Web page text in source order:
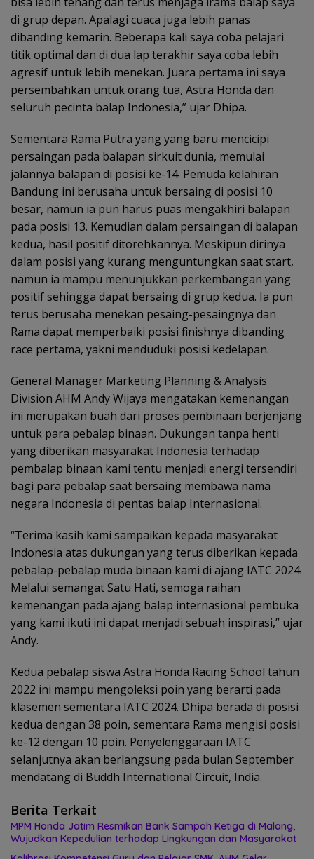
di grup depan. Apalagi cuaca juga lebih panas
dibanding kemarin. Beberapa kali saya coba pelajari
titik optimal dan di dua lap terakhir saya coba lebih
agresif untuk lebih menekan. Juara pertama ini saya
persembahkan untuk orang tua, Astra Honda dan
seluruh pecinta balap Indonesia,” ujar Dhipa.
Sementara Rama Putra yang yang baru mencicipi
persaingan pada balapan sirkuit dunia, memulai
jalannya balapan di posisi ke-14. Pemuda kelahiran
Bandung ini berusaha untuk bersaing di posisi 10
besar, namun ia pun harus puas mengakhiri balapan
pada posisi 13. Kemudian dalam persaingan di balapan
kedua, hasil positif ditorehkannya. Meskipun dirinya
dalam posisi yang kurang menguntungkan saat start,
namun ia mampu menunjukkan perkembangan yang
positif sehingga dapat bersaing di grup kedua. Ia pun
terus berusaha menekan pesaing-pesaingnya dan
Rama dapat memperbaiki posisi finishnya dibanding
race pertama, yakni menduduki posisi kedelapan.
General Manager Marketing Planning & Analysis
Division AHM Andy Wijaya mengatakan kemenangan
ini merupakan buah dari proses pembinaan berjenjang
untuk para pebalap binaan. Dukungan tanpa henti
yang diberikan masyarakat Indonesia terhadap
pembalap binaan kami tentu menjadi energi tersendiri
bagi para pebalap saat bersaing membawa nama
negara Indonesia di pentas balap Internasional.
“Terima kasih kami sampaikan kepada masyarakat
Indonesia atas dukungan yang terus diberikan kepada
pebalap-pebalap muda binaan kami di ajang IATC 2024.
Melalui semangat Satu Hati, semoga raihan
kemenangan pada ajang balap internasional pembuka
yang kami ikuti ini dapat menjadi sebuah inspirasi,” ujar
Andy.
Kedua pebalap siswa Astra Honda Racing School tahun
2022 ini mampu mengoleksi poin yang berarti pada
klasemen sementara IATC 2024. Dhipa berada di posisi
kedua dengan 38 poin, sementara Rama mengisi posisi
ke-12 dengan 10 poin. Penyelenggaraan IATC
selanjutnya akan berlangsung pada bulan September
mendatang di Buddh International Circuit, India.
Berita Terkait
MPM Honda Jatim Resmikan Bank Sampah Ketiga di Malang,
Wujudkan Kepedulian terhadap Lingkungan dan Masyarakat